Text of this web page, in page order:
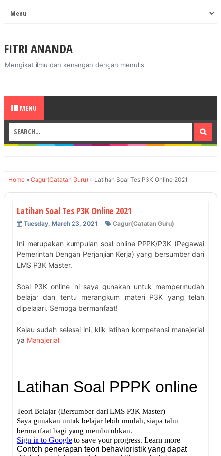
FITRI ANANDA
Mengikat ilmu dan kenangan dengan menulis
MENU
Home » Cagur(Catatan Guru) » Latihan Soal Tes P3K Online 2021
Latihan Soal Tes P3K Online 2021
Tuesday, March 23, 2021 Cagur(Catatan Guru)
Ini merupakan kumpulan soal online PPPK/P3K (Pegawai
Pemerintah Dengan Perjanjian Kerja) yang bersumber dari
LMS P3K Master.
Soal P3K online ini saya gunakan untuk mempermudah
belajar dan tentu merangkum materi P3K yang telah
dipelajari. Semoga bermanfaat!
Kalau sudah selesai ini, klik latihan kompetensi manajerial
ya Manajerial